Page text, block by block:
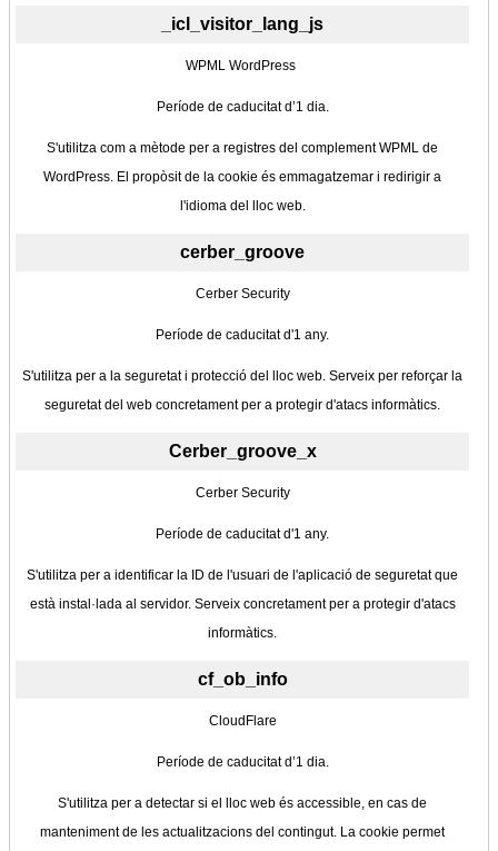
_icl_visitor_lang_js
WPML WordPress
Període de caducitat d’1 dia.
S'utilitza com a mètode per a registres del complement WPML de
WordPress. El propòsit de la cookie és emmagatzemar i redirigir a
l'idioma del lloc web.
cerber_groove
Cerber Security
Període de caducitat d'1 any.
S'utilitza per a la seguretat i protecció del lloc web. Serveix per reforçar la
seguretat del web concretament per a protegir d'atacs informàtics.
Cerber_groove_x
Cerber Security
Període de caducitat d'1 any.
S'utilitza per a identificar la ID de l'usuari de l'aplicació de seguretat que
està instal·lada al servidor. Serveix concretament per a protegir d'atacs
informàtics.
cf_ob_info
CloudFlare
Període de caducitat d’1 dia.
S'utilitza per a detectar si el lloc web és accessible, en cas de
manteniment de les actualitzacions del contingut. La cookie permet